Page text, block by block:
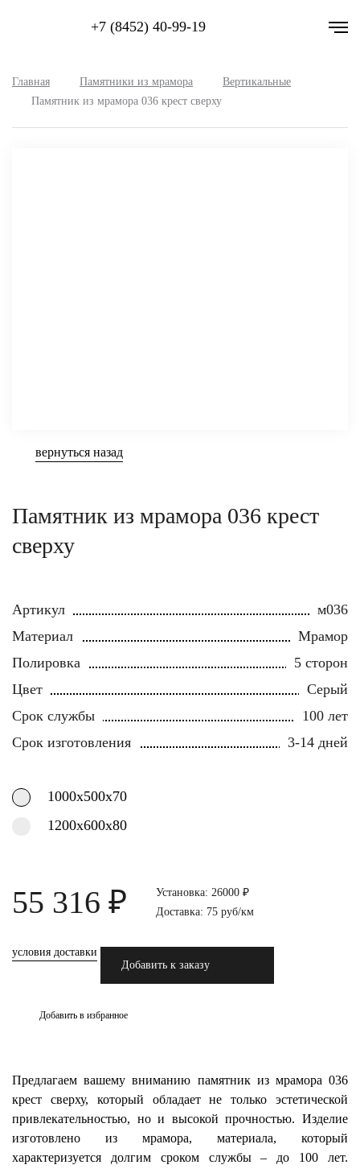
+7 (8452) 40-99-19
Главная Памятники из мрамора
Вертикальные
Памятник из мрамора 036 крест сверху
вернуться назад
Памятник из мрамора 036 крест
сверху
Артикул
м036
Материал
Мрамор
Полировка
5 сторон
Цвет
Серый
Срок службы
100 лет
Срок изготовления
3-14 дней
1000х500х70
1200х600х80
55 316 ₽
Установка: 26000 ₽
Доставка: 75 руб/км
условия доставки
Добавить к заказу
Добавить в избранное
Предлагаем вашему вниманию памятник из мрамора 036
крест сверху, который обладает не только эстетической
привлекательностью, но и высокой прочностью. Изделие
изготовлено из мрамора, материала, который
характеризуется долгим сроком службы – до 100 лет.